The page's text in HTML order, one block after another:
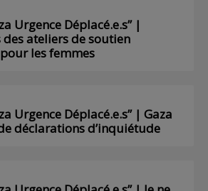
Urgence Déplacé.e.s” |
ateliers de soutien
les femmes
Urgence Déplacé.e.s” | Gaza
déclarations d’inquiétude